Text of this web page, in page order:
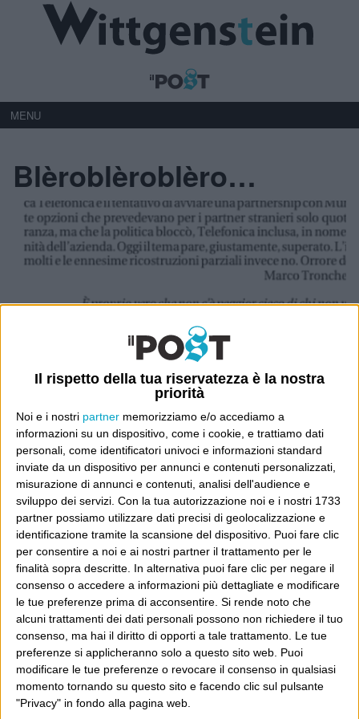
Il rispetto della tua riservatezza è la nostra
priorità
Noi e i nostri partner memorizziamo e/o accediamo a
informazioni su un dispositivo, come i cookie, e trattiamo dati
personali, come identificatori univoci e informazioni standard
inviate da un dispositivo per annunci e contenuti personalizzati,
misurazione di annunci e contenuti, analisi dell'audience e
sviluppo dei servizi. Con la tua autorizzazione noi e i nostri 1733
partner possiamo utilizzare dati precisi di geolocalizzazione e
identificazione tramite la scansione del dispositivo. Puoi fare clic
per consentire a noi e ai nostri partner il trattamento per le
finalità sopra descritte. In alternativa puoi fare clic per negare il
consenso o accedere a informazioni più dettagliate e modificare
le tue preferenze prima di acconsentire. Si rende noto che
alcuni trattamenti dei dati personali possono non richiedere il tuo
consenso, ma hai il diritto di opporti a tale trattamento. Le tue
preferenze si applicheranno solo a questo sito web. Puoi
modificare le tue preferenze o revocare il consenso in qualsiasi
momento tornando su questo sito e facendo clic sul pulsante
"Privacy" in fondo alla pagina web.
MENU
Blèroblèroblèro…
La sinistra de coccio
Don’t feed the trolls
A chi pensi, quando senti dire “patrimoniale”?
Con due pistole caricate a salve e un canestro di parole
Cinquantaquattro contro quarantasei
Info
AI che scrive di Taylor Swift come se fossi io
Filologia di Wittgenstein
Cookie